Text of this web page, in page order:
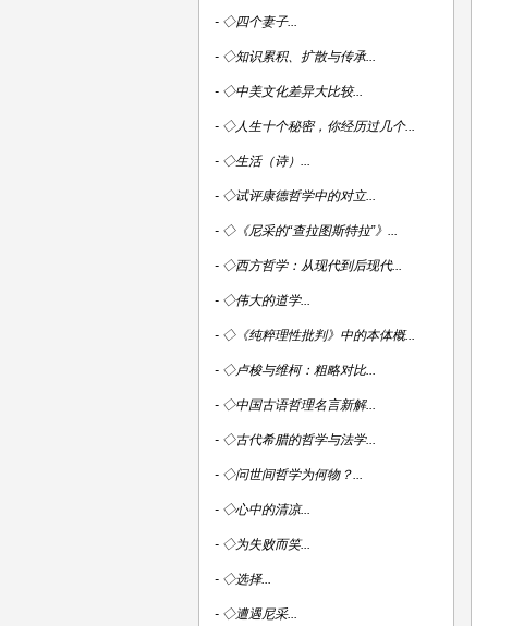
- ◇四个妻子...
- ◇知识累积、扩散与传承...
- ◇中美文化差异大比较...
- ◇人生十个秘密，你经历过几个...
- ◇生活（诗）...
- ◇试评康德哲学中的对立...
- ◇《尼采的“查拉图斯特拉”》...
- ◇西方哲学：从现代到后现代...
- ◇伟大的道学...
- ◇《纯粹理性批判》中的本体概...
- ◇卢梭与维柯：粗略对比...
- ◇中国古语哲理名言新解...
- ◇古代希腊的哲学与法学...
- ◇问世间哲学为何物？...
- ◇心中的清凉...
- ◇为失败而笑...
- ◇选择...
- ◇遭遇尼采...